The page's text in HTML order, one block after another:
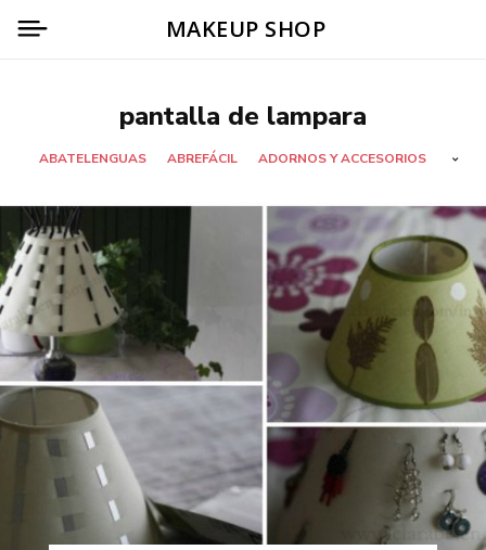
MAKEUP SHOP
pantalla de lampara
ABATELENGUAS ABREFÁCIL ADORNOS Y ACCESORIOS